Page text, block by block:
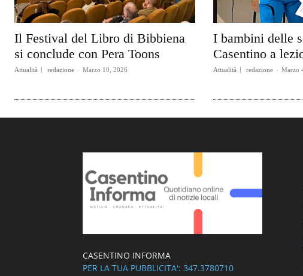
Il Festival del Libro di Bibbiena
si conclude con Pera Toons
Attualità redazione - Marzo 10, 2026
I bambini delle
Casentino a
Attualità redazione - Marzo
CASENTINO INFORMA
PER LA TUA PUBBLICITA': 347.3780710